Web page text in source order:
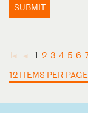
SUBMIT
◄ ◄ 1 2 3 4 5 6
12 ITEMS PER PAGE